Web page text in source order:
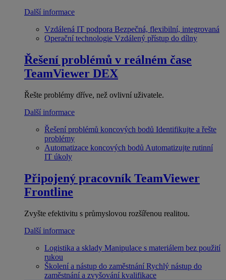
Další informace
Vzdálená IT podpora Bezpečná, flexibilní, integrovaná
Operační technologie Vzdálený přístup do dílny
Řešení problémů v reálném čase
TeamViewer DEX
Řešte problémy dříve, než ovlivní uživatele.
Další informace
Řešení problémů koncových bodů Identifikujte a řešte
problémy
Automatizace koncových bodů Automatizujte rutinní
IT úkoly
Připojený pracovník TeamViewer
Frontline
Zvyšte efektivitu s průmyslovou rozšířenou realitou.
Další informace
Logistika a sklady Manipulace s materiálem bez použití
rukou
Školení a nástup do zaměstnání Rychlý nástup do
zaměstnání a zvyšování kvalifikace